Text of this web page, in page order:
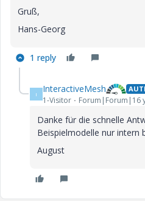
Gruß,
Hans-Georg
1 reply
I InteractiveMesh
1-Visitor Forum|Forum|16
Danke für die schnelle
Beispielmodelle nur intern
August